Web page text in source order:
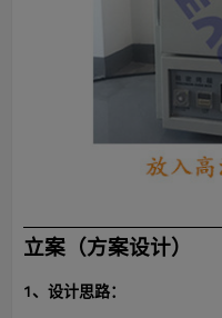
立案（方案设计）
1、设计思路：